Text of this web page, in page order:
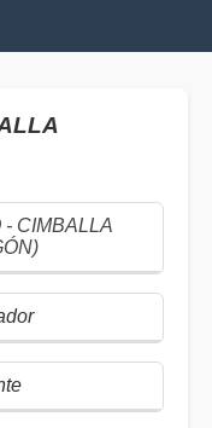
- CIMBALLA